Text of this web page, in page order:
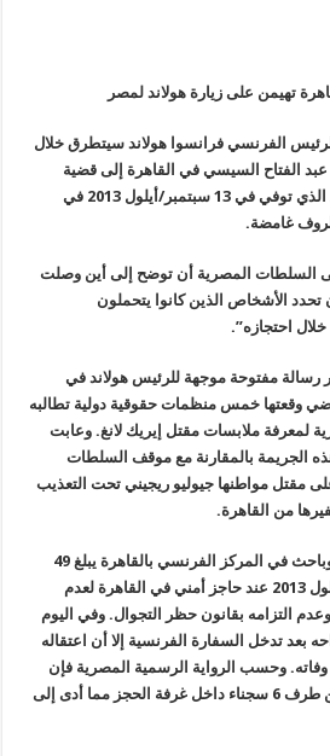
تهيمن على زيارة هولاند لمصر
الفرنسي فرانسوا هولاند سيتطرق خلال
عبد الفتاح السيسي في القاهرة إلى قضية
المواطن الفرنسي إيريك لانغ الذي توفي في 13 سبتمبر/أيلول 2013 في
غامضة.
السلطات المصرية أن توضح إلى أين وصلت
تحدد الأشخاص الذين كانوا يتحملون
احتجازه”.
رسالة مفتوحة موجهة للرئيس هولاند في
وقعتها خمس منظمات حقوقية دولية تطالبه
لمعرفة ملابسات مقتل إيريك لانغ. وعابت
الجريمة بالمقارنة مع موقف السلطات
مقتل مواطنها جيوليو ريجيني تحت التعذيب
من القاهرة.
وكان ايريك لانغ، وهو موظف وباحث في المركز الفرنسي بالقاهرة يبلغ 49
عاما، اعتقل في 6 سبتمبر/ أيلول 2013 عند حاجز أمني في القاهرة لعدم
التزامه بقانون حظر التجوال. وفي اليوم
بعد تدخل السفارة الفرنسية إلا أن اعتقاله
وحسب الرواية الرسمية المصرية فإن
لانغ تعرض لاعتداء بالضرب من طرف 6 سجناء داخل غرفة الحجز مما أدى إلى